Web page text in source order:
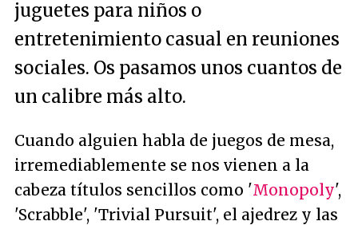
juguetes para niños o
entretenimiento casual en reuniones
sociales. Os pasamos unos cuantos de
un calibre más alto.
Cuando alguien habla de juegos de mesa,
irremediablemente se nos vienen a la
cabeza títulos sencillos como 'Monopoly',
'Scrabble', 'Trivial Pursuit', el ajedrez y las